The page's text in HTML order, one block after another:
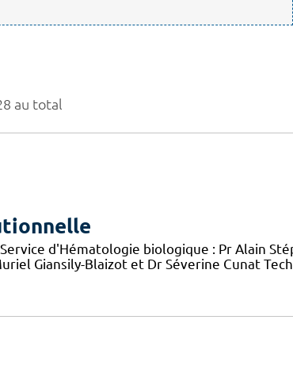
au total
d'Hématologie biologique : Pr Alain
Giansily-Blaizot et Dr Séverine Cunat